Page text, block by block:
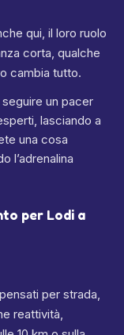
qui, il loro ruolo
corta, qualche
cambia tutto.
un pacer
lasciando a
una cosa
l’adrenalina
per Lodi a
per strada,
reattività,